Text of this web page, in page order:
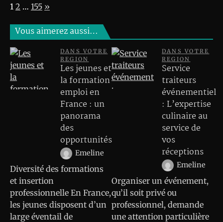
Page:
1 2 … 155 Next
»
Vous aimerez aussi…
DANS VOTRE
REGION
Les jeunes et
la formation
emploi en
France : un
panorama
des
opportunités
Emeline
Diversité des formations
et insertion
professionnelle En France,
les jeunes disposent d’un
large éventail de
DANS VOTRE
REGION
Service
traiteurs
événementiel
: L’expertise
culinaire au
service de
vos
réceptions
Emeline
Organiser un événement,
qu’il soit privé ou
professionnel, demande
une attention particulière